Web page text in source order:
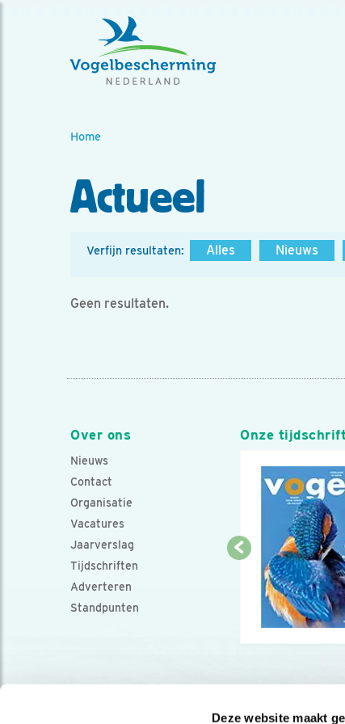
Deze website maakt
Home
Actueel
Verfijn resultaten: Alles Nieuws
Geen resultaten.
Over ons
Nieuws
Contact
Organisatie
Vacatures
Jaarverslag
Tijdschriften
Adverteren
Standpunten
Onze